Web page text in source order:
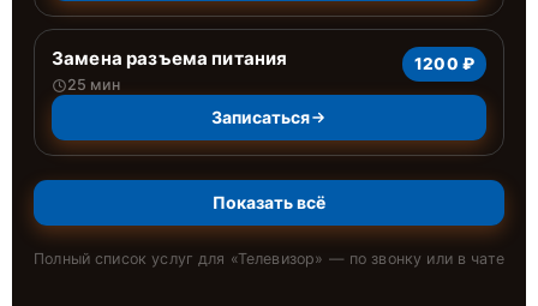
Замена разъема питания
25 мин
1200 ₽
Записаться
Показать всё
Полный список услуг для «Телевизор» — по звонку или в чате